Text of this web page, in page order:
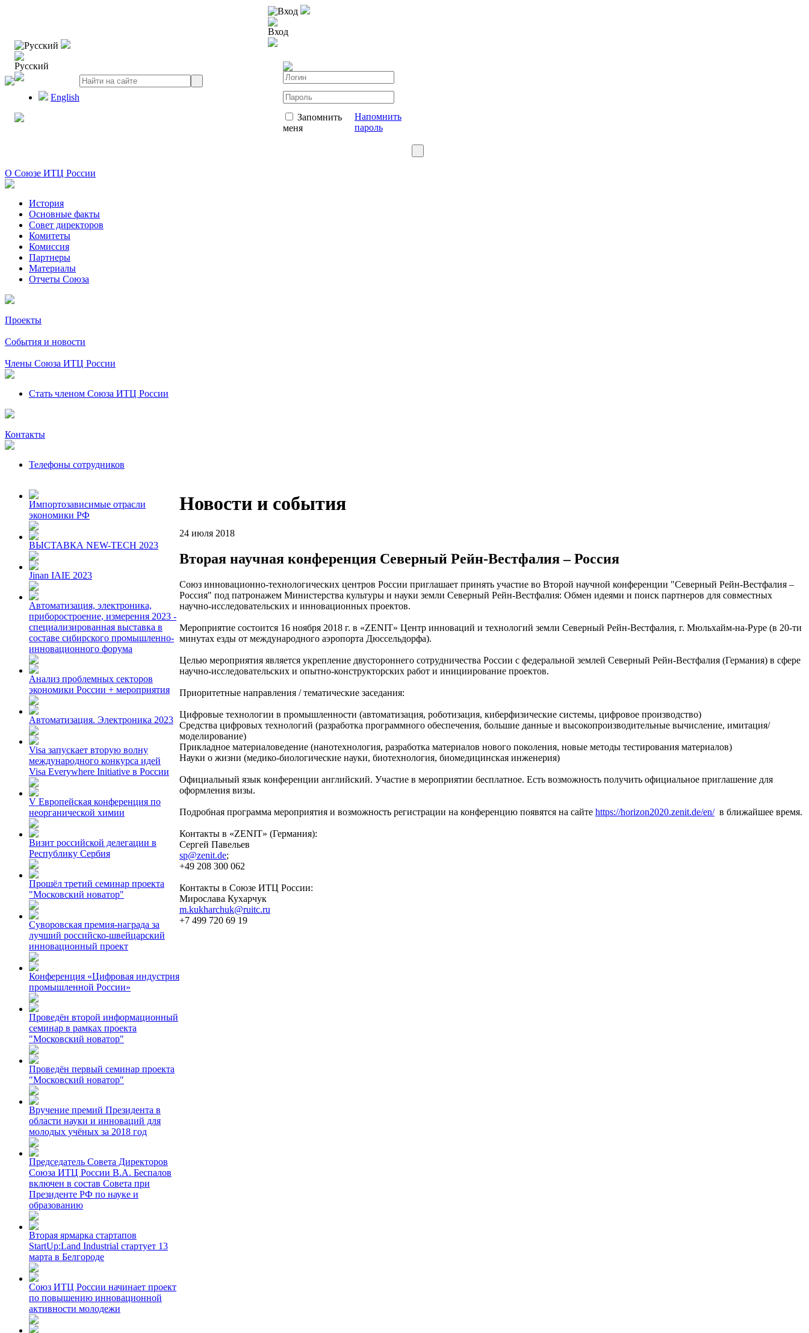
Русский
Русский
English
Вход
Вход
Запомнить
меня
Напомнить
пароль
О Союзе ИТЦ России
История
Основные факты
Совет директоров
Комитеты
Комиссия
Партнеры
Материалы
Отчеты Союза
Проекты
События и новости
Члены Союза ИТЦ России
Стать членом Союза ИТЦ России
Контакты
Телефоны сотрудников
Импортозависимые отрасли
экономики РФ
ВЫСТАВКА NEW-TECH 2023
Jinan IAIE 2023
Автоматизация, электроника,
приборостроение, измерения 2023 -
специализированная выставка в
составе сибирского промышленно-
инновационного форума
Анализ проблемных секторов
экономики России + мероприятия
Автоматизация. Электроника 2023
Visa запускает вторую волну
международного конкурса идей
Visa Everywhere Initiative в России
V Европейская конференция по
неорганической химии
Визит российской делегации в
Республику Сербия
Прошёл третий семинар проекта
"Московский новатор"
Суворовская премия-награда за
лучший российско-швейцарский
инновационный проект
Конференция «Цифровая индустрия
промышленной России»
Проведён второй информационный
семинар в рамках проекта
"Московский новатор"
Проведён первый семинар проекта
"Московский новатор"
Вручение премий Президента в
области науки и инноваций для
молодых учёных за 2018 год
Председатель Совета Директоров
Союза ИТЦ России В.А. Беспалов
включен в состав Совета при
Президенте РФ по науке и
образованию
Вторая ярмарка стартапов
StartUp:Land Industrial стартует 13
марта в Белгороде
Союз ИТЦ России начинает проект
по повышению инновационной
активности молодежи
Новости и события
24 июля 2018
Вторая научная конференция Северный Рейн-Вестфалия – Россия
Союз инновационно-технологических центров России приглашает принять участие во Второй научной конференции "Северный Рейн-Вестфалия –
Россия" под патронажем Министерства культуры и науки земли Северный Рейн-Вестфалия: Обмен идеями и поиск партнеров для совместных
научно-исследовательских и инновационных проектов.
Мероприятие состоится 16 ноября 2018 г. в «ZENIT» Центр инноваций и технологий земли Северный Рейн-Вестфалия, г. Мюльхайм-на-Руре (в 20-ти
минутах езды от международного аэропорта Дюссельдорфа).
Целью мероприятия является укрепление двустороннего сотрудничества России c федеральной землeй Северный Рейн-Вестфалия (Германия) в сфере
научно-исследовательских и опытно-конструкторских работ и инициированиe проектов.
Приоритетные направления / тематические заседания:
Цифровые технологии в промышленности (автоматизация, роботизация, киберфизические системы, цифровое производство)
Средства цифровых технологий (разработка программного обеспечения, большие данные и высокопроизводительные вычисление, имитация/
моделирование)
Прикладное материаловедение (нанотехнология, разработка материалов нового поколения, новые методы тестирования материалов)
Науки о жизни (медико-биологические науки, биотехнология, биомедицинская инженерия)
Oфициальный язык конференции английский. Участие в мероприятии бесплатное. Eсть возможность получить официальное приглашение для
оформления визы.
Подробная программа мероприятия и возможность регистрации на конференцию появятся на сайте https://horizon2020.zenit.de/en/в ближайшее время.
Контакты в «ZENIT» (Германия):
Сергей Павельев
sp@zenit.de;
+49 208 300 062
Контакты в Союзе ИТЦ России:
Мирослава Кухарчук
m.kukharchuk@ruitc.ru
+7 499 720 69 19